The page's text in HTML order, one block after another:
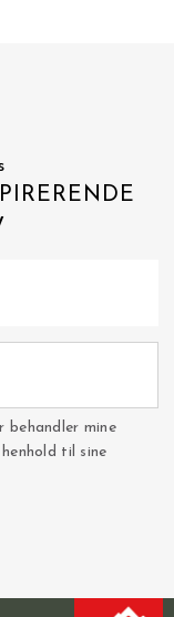
behandler mine
til sine